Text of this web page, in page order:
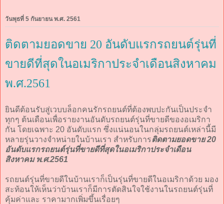
วันพุธที่ 5 กันยายน พ.ศ. 2561
ติดตามยอดขาย 20 อันดับแรกรถยนต์รุ่นที่
ขายดีที่สุดในอเมริกาประจำเดือนสิงหาคม
พ.ศ.2561
ยินดีต้อนรับสู่เวบบล็อกคนรักรถยนต์ที่ต้องพบปะกันเป็นประจำ
ทุกๆ ต้นเดือนเพื่อรายงานอันดับรถยนต์รุ่นที่ขายดีของอเมริกา
กัน โดยเฉพาะ 20 อันดับแรก ซึ่งแน่นอนในกลุ่มรถยนต์เหล่านี้มี
หลายรุ่นวางจำหน่ายในบ้านเรา สำหรับการติดตามยอดขาย 20
อันดับแรกรถยนต์รุ่นที่ขายดีที่สุดในอเมริกาประจำเดือน
สิงหาคม พ.ศ.2561
รถยนต์รุ่นที่ขายดีในบ้านเราก็เป็นรุ่นที่ขายดีในอเมริกาด้วย มอง
สะท้อนให้เห็นว่าบ้านเราก็มีการตัดสินใจใช้งานในรถยนต์รุ่นที่
คุ้มค่าและ ราคามากเพิ่มขึ้นเรื่อยๆ